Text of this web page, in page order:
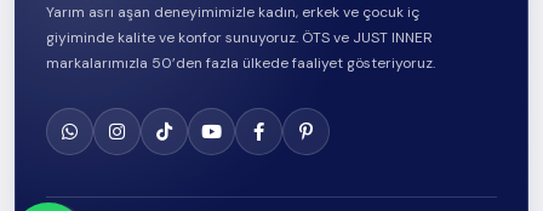
Yarım asrı aşan deneyimimizle kadın, erkek ve çocuk iç
giyiminde kalite ve konfor sunuyoruz. ÖTS ve JUST INNER
markalarımızla 50’den fazla ülkede faaliyet gösteriyoruz.